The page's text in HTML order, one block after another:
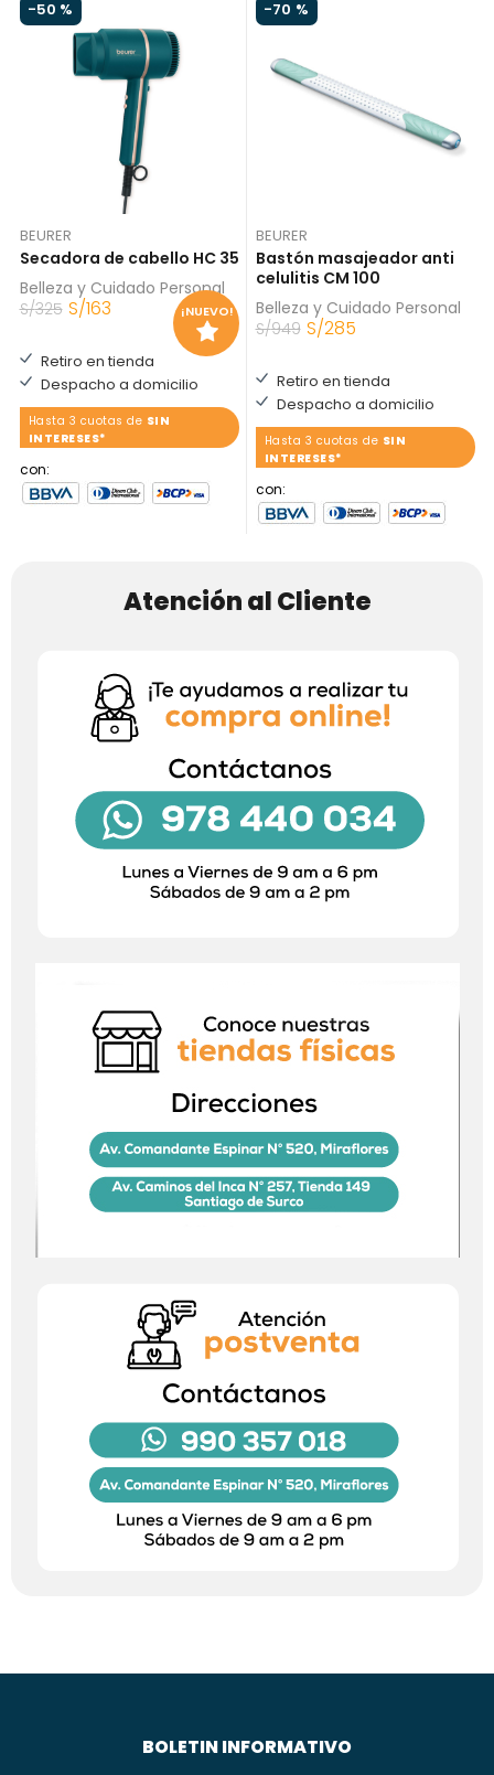
-50 %
¡NUEVO!
BEURER
Secadora de cabello HC 35
Belleza y Cuidado Personal
S/325 S/163
Retiro en tienda
Despacho a domicilio
Hasta 3 cuotas de SIN
INTERESES*
con:
-70 %
BEURER
Bastón masajeador anti
celulitis CM 100
Belleza y Cuidado Personal
S/949 S/285
Retiro en tienda
Despacho a domicilio
Hasta 3 cuotas de SIN
INTERESES*
con:
Atención al Cliente
BOLETIN INFORMATIVO